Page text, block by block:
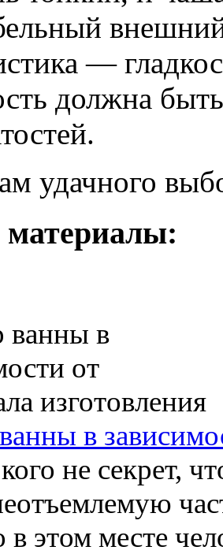
—
должна
удачного
в
не секрет,
этом месте